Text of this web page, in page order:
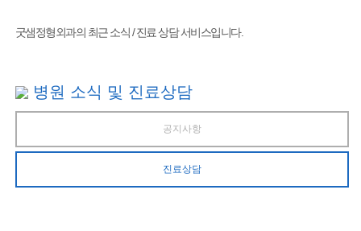
굿샘정형외과의 최근 소식 / 진료 상담 서비스입니다.
병원 소식 및 진료상담
공지사항
진료상담